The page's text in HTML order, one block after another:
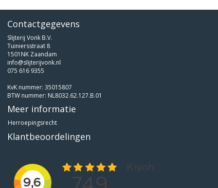
Contactgegevens
Slijterij Vonk B.V.
Tuiniersstraat 8
1501NK Zaandam
info@slijterijvonk.nl
075 616 9355
KvK nummer: 35015807
BTW nummer: NL8032.62.127.B.01
Meer informatie
Herroepingsrecht
Klantbeoordelingen